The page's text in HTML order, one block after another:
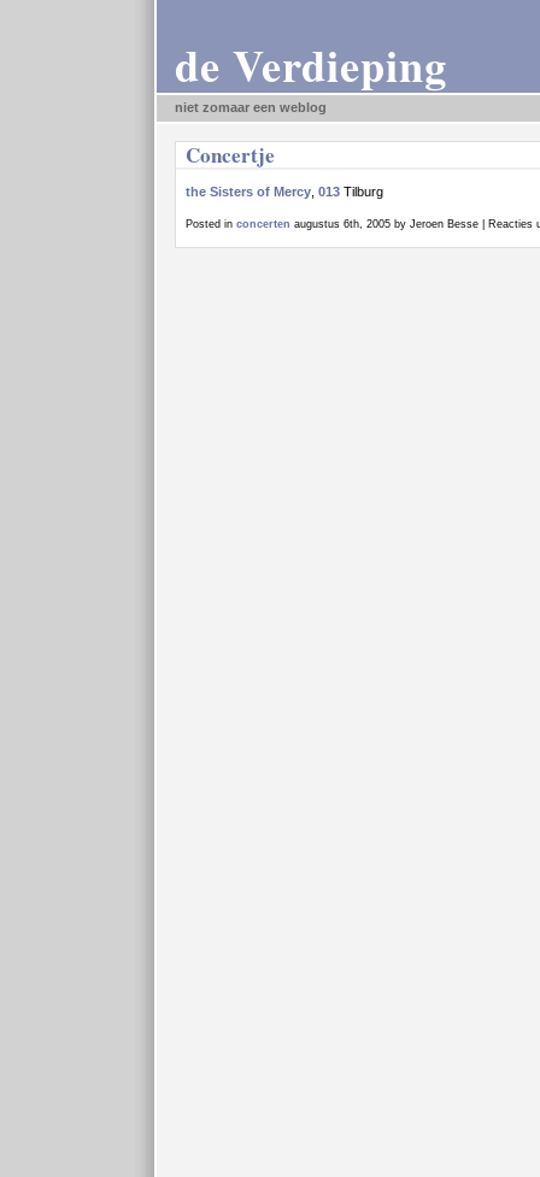
de Verdieping
niet zomaar een weblog
Concertje
the Sisters of Mercy 013 Tilburg
Posted in concerten augustus 6th, 2005 by Jeroen Besse | Reacties